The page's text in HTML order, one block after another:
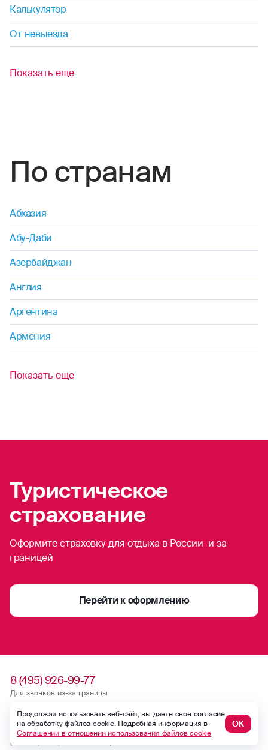
Калькулятор
От невыезда
Показать еще
По странам
Абхазия
Абу-Даби
Азербайджан
Англия
Аргентина
Армения
Показать еще
Туристическое
страхование
Оформите страховку для отдыха в России и за
границей
Перейти к оформлению
8 (495) 926-99-77
Для звонков из-за границы
0530
Контакт-центр по России
24/7, бесплатно с мобильного
(Билайн, МТС, МегаФон и t2)
Продолжая использовать веб-сайт, вы даете свое согласие
на обработку файлов cookie. Подробная информация в
Соглашении в отношении использования файлов cookie
ОК